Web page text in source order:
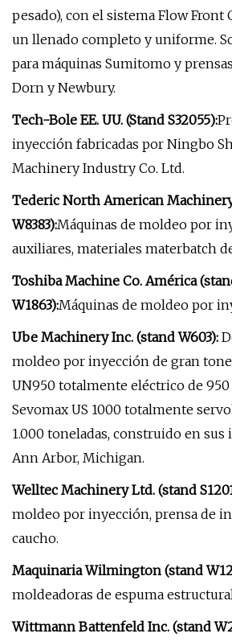
pesado), con el sistema Flow Front
un llenado completo y uniforme.
para máquinas Sumitomo y
Dorn y Newbury.
Tech-Bole EE. UU. (Stand S32055):
inyección fabricadas por Ningbo
Machinery Industry Co. Ltd.
Tederic North American
W8383):Máquinas de moldeo por
auxiliares, materiales materbatch
Toshiba Machine Co. América
W1863):Máquinas de moldeo por
Ube Machinery Inc. (stand W603):
moldeo por inyección de gran
UN950 totalmente eléctrico de
Sevomax US 1000 totalmente
1.000 toneladas, construido en sus
Ann Arbor, Michigan.
Welltec Machinery Ltd. (stand
moldeo por inyección, prensa de
caucho.
Maquinaria Wilmington (stand
moldeadoras de espuma
Wittmann Battenfeld Inc. (stand